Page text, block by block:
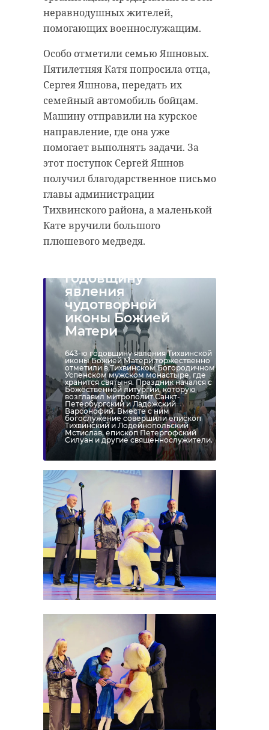
неравнодушных жителей,
помогающих военнослужащим.
Особо отметили семью Яшновых.
Пятилетняя Катя попросила отца,
Сергея Яшнова, передать их
семейный автомобиль бойцам.
Машину отправили на курское
направление, где она уже
помогает выполнять задачи. За
этот поступок Сергей Яшнов
получил благодарственное письмо
главы администрации
Тихвинского района, а маленькой
Кате вручили большого
плюшевого медведя.
Тихвин отметил
годовщину
явления
чудотворной
иконы Божией
Матери
643-ю годовщину явления Тихвинской
иконы Божией Матери торжественно
отметили в Тихвинском Богородичном
Успенском мужском монастыре, где
хранится святыня. Праздник начался с
Божественной литургии, которую
возглавил митрополит Санкт-
Петербургский и Ладожский
Варсонофий. Вместе с ним
богослужение совершили епископ
Тихвинский и Лодейнопольский
Мстислав, епископ Петергофский
Силуан и другие священнослужители.